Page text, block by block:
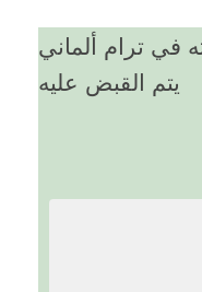
في ترام ألماني
يتم القبض عليه